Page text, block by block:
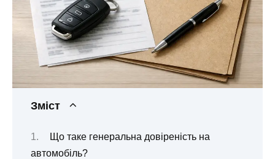
Зміст
Що таке генеральна довіреність на
автомобіль?